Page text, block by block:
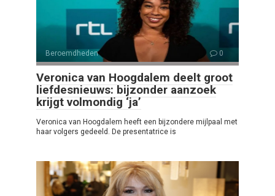
Beroemdheden 0
Veronica van Hoogdalem deelt groot
liefdesnieuws: bijzonder aanzoek
krijgt volmondig ‘ja’
Veronica van Hoogdalem heeft een bijzondere mijlpaal met
haar volgers gedeeld. De presentatrice is